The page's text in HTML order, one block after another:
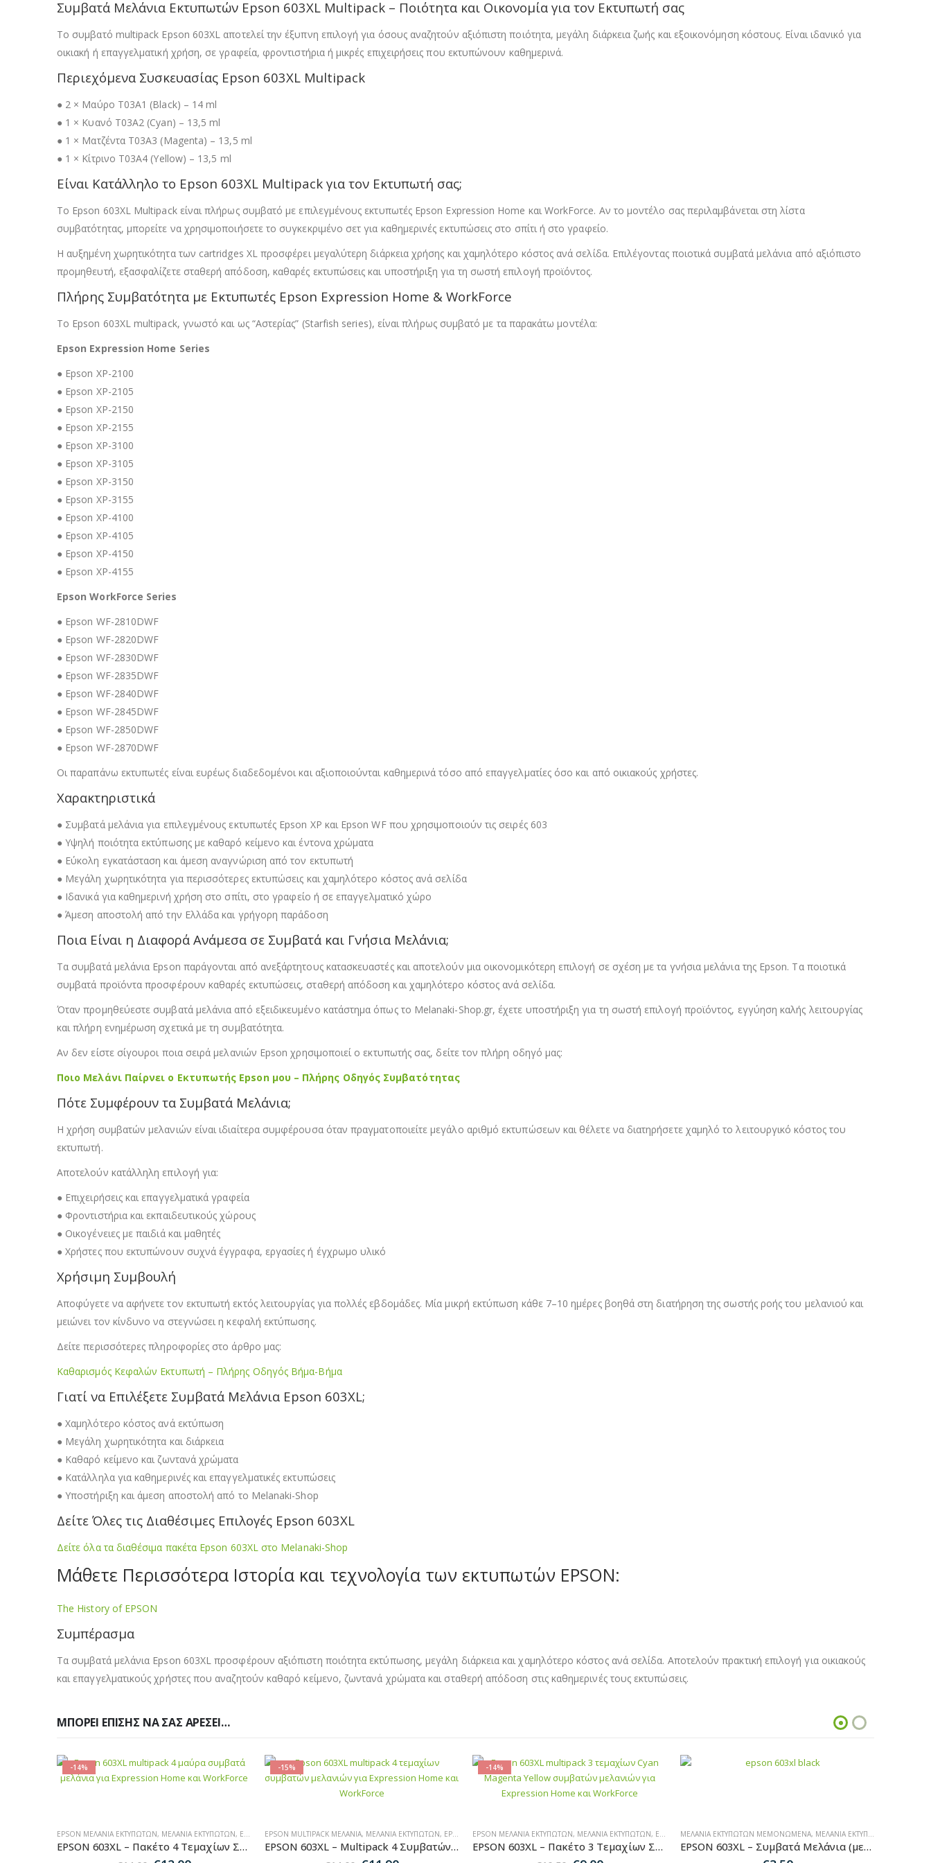
Συμβατά Μελάνια Εκτυπωτών Epson 603XL Multipack – Ποιότητα και Οικονομία για τον Εκτυπωτή σας
Το συμβατό multipack Epson 603XL αποτελεί την έξυπνη επιλογή για όσους αναζητούν αξιόπιστη ποιότητα, μεγάλη διάρκεια ζωής και εξοικονόμηση κόστους. Είναι ιδανικό για
οικιακή ή επαγγελματική χρήση, σε γραφεία, φροντιστήρια ή μικρές επιχειρήσεις που εκτυπώνουν καθημερινά.
Περιεχόμενα Συσκευασίας Epson 603XL Multipack
● 2 × Μαύρο T03A1 (Black) – 14 ml
● 1 × Κυανό T03A2 (Cyan) – 13,5 ml
● 1 × Ματζέντα T03A3 (Magenta) – 13,5 ml
● 1 × Κίτρινο T03A4 (Yellow) – 13,5 ml
Είναι Κατάλληλο το Epson 603XL Multipack για τον Εκτυπωτή σας;
Το Epson 603XL Multipack είναι πλήρως συμβατό με επιλεγμένους εκτυπωτές Epson Expression Home και WorkForce. Αν το μοντέλο σας περιλαμβάνεται στη λίστα
συμβατότητας, μπορείτε να χρησιμοποιήσετε το συγκεκριμένο σετ για καθημερινές εκτυπώσεις στο σπίτι ή στο γραφείο.
Η αυξημένη χωρητικότητα των cartridges XL προσφέρει μεγαλύτερη διάρκεια χρήσης και χαμηλότερο κόστος ανά σελίδα. Επιλέγοντας ποιοτικά συμβατά μελάνια από αξιόπιστο
προμηθευτή, εξασφαλίζετε σταθερή απόδοση, καθαρές εκτυπώσεις και υποστήριξη για τη σωστή επιλογή προϊόντος.
Πλήρης Συμβατότητα με Εκτυπωτές Epson Expression Home & WorkForce
Το Epson 603XL multipack, γνωστό και ως “Αστερίας” (Starfish series), είναι πλήρως συμβατό με τα παρακάτω μοντέλα:
Epson Expression Home Series
● Epson XP-2100
● Epson XP-2105
● Epson XP-2150
● Epson XP-2155
● Epson XP-3100
● Epson XP-3105
● Epson XP-3150
● Epson XP-3155
● Epson XP-4100
● Epson XP-4105
● Epson XP-4150
● Epson XP-4155
Epson WorkForce Series
● Epson WF-2810DWF
● Epson WF-2820DWF
● Epson WF-2830DWF
● Epson WF-2835DWF
● Epson WF-2840DWF
● Epson WF-2845DWF
● Epson WF-2850DWF
● Epson WF-2870DWF
Οι παραπάνω εκτυπωτές είναι ευρέως διαδεδομένοι και αξιοποιούνται καθημερινά τόσο από επαγγελματίες όσο και από οικιακούς χρήστες.
Χαρακτηριστικά
● Συμβατά μελάνια για επιλεγμένους εκτυπωτές Epson XP και Epson WF που χρησιμοποιούν τις σειρές 603
● Υψηλή ποιότητα εκτύπωσης με καθαρό κείμενο και έντονα χρώματα
● Εύκολη εγκατάσταση και άμεση αναγνώριση από τον εκτυπωτή
● Μεγάλη χωρητικότητα για περισσότερες εκτυπώσεις και χαμηλότερο κόστος ανά σελίδα
● Ιδανικά για καθημερινή χρήση στο σπίτι, στο γραφείο ή σε επαγγελματικό χώρο
● Άμεση αποστολή από την Ελλάδα και γρήγορη παράδοση
Ποια Είναι η Διαφορά Ανάμεσα σε Συμβατά και Γνήσια Μελάνια;
Τα συμβατά μελάνια Epson παράγονται από ανεξάρτητους κατασκευαστές και αποτελούν μια οικονομικότερη επιλογή σε σχέση με τα γνήσια μελάνια της Epson. Τα ποιοτικά
συμβατά προϊόντα προσφέρουν καθαρές εκτυπώσεις, σταθερή απόδοση και χαμηλότερο κόστος ανά σελίδα.
Όταν προμηθεύεστε συμβατά μελάνια από εξειδικευμένο κατάστημα όπως το Melanaki-Shop.gr, έχετε υποστήριξη για τη σωστή επιλογή προϊόντος, εγγύηση καλής λειτουργίας
και πλήρη ενημέρωση σχετικά με τη συμβατότητα.
Αν δεν είστε σίγουροι ποια σειρά μελανιών Epson χρησιμοποιεί ο εκτυπωτής σας, δείτε τον πλήρη οδηγό μας:
Ποιο Μελάνι Παίρνει ο Εκτυπωτής Epson μου – Πλήρης Οδηγός Συμβατότητας
Πότε Συμφέρουν τα Συμβατά Μελάνια;
Η χρήση συμβατών μελανιών είναι ιδιαίτερα συμφέρουσα όταν πραγματοποιείτε μεγάλο αριθμό εκτυπώσεων και θέλετε να διατηρήσετε χαμηλό το λειτουργικό κόστος του
εκτυπωτή.
Αποτελούν κατάλληλη επιλογή για:
● Επιχειρήσεις και επαγγελματικά γραφεία
● Φροντιστήρια και εκπαιδευτικούς χώρους
● Οικογένειες με παιδιά και μαθητές
● Χρήστες που εκτυπώνουν συχνά έγγραφα, εργασίες ή έγχρωμο υλικό
Χρήσιμη Συμβουλή
Αποφύγετε να αφήνετε τον εκτυπωτή εκτός λειτουργίας για πολλές εβδομάδες. Μία μικρή εκτύπωση κάθε 7–10 ημέρες βοηθά στη διατήρηση της σωστής ροής του μελανιού και
μειώνει τον κίνδυνο να στεγνώσει η κεφαλή εκτύπωσης.
Δείτε περισσότερες πληροφορίες στο άρθρο μας:
Καθαρισμός Κεφαλών Εκτυπωτή – Πλήρης Οδηγός Βήμα-Βήμα
Γιατί να Επιλέξετε Συμβατά Μελάνια Epson 603XL;
● Χαμηλότερο κόστος ανά εκτύπωση
● Μεγάλη χωρητικότητα και διάρκεια
● Καθαρό κείμενο και ζωντανά χρώματα
● Κατάλληλα για καθημερινές και επαγγελματικές εκτυπώσεις
● Υποστήριξη και άμεση αποστολή από το Melanaki-Shop
Δείτε Όλες τις Διαθέσιμες Επιλογές Epson 603XL
Δείτε όλα τα διαθέσιμα πακέτα Epson 603XL στο Melanaki-Shop
Μάθετε Περισσότερα Ιστορία και τεχνολογία των εκτυπωτών EPSON:
The History of EPSON
Συμπέρασμα
Τα συμβατά μελάνια Epson 603XL προσφέρουν αξιόπιστη ποιότητα εκτύπωσης, μεγάλη διάρκεια και χαμηλότερο κόστος ανά σελίδα. Αποτελούν πρακτική επιλογή για οικιακούς
και επαγγελματικούς χρήστες που αναζητούν καθαρό κείμενο, ζωντανά χρώματα και σταθερή απόδοση στις καθημερινές τους εκτυπώσεις.
ΜΠΟΡΕΊ ΕΠΊΣΗΣ ΝΑ ΣΑΣ ΑΡΈΣΕΙ…
,MULTIPACK ΜΕΛΆΝΙΑ
-14%
EPSON ΜΕΛΆΝΙΑ ΕΚΤΥΠΩΤΏΝ, ΜΕΛΆΝΙΑ ΕΚΤΥΠΩΤΏΝ, EPSON MULTIPACK ΜΕΛΆΝΙΑ ,MULTIPACK ΜΕΛΆΝΙΑ
EPSON 603XL – Πακέτο 4 Τεμαχίων Συμβατών (4 x black) Μελανιών για Εκτυπωτές Epson XP & WF
-15%
EPSON MULTIPACK ΜΕΛΆΝΙΑ, ΜΕΛΆΝΙΑ ΕΚΤΥΠΩΤΏΝ, EPSON ΜΕΛΆΝΙΑ ΕΚΤΥΠΩΤΏΝ ,MULTIPACK ΜΕΛΆΝΙΑ
EPSON 603XL – Multipack 4 Συμβατών Μελανιών για Εκτυπωτές Epson XP & WF
-14%
EPSON ΜΕΛΆΝΙΑ ΕΚΤΥΠΩΤΏΝ, ΜΕΛΆΝΙΑ ΕΚΤΥΠΩΤΏΝ, EPSON MULTIPACK ΜΕΛΆΝΙΑ , MULTIPACK ΜΕΛΆΝΙΑ
EPSON 603XL – Πακέτο 3 Τεμαχίων Συμβατών Μελανιών για Εκτυπωτές Epson XP & WF
ΜΕΛΆΝΙΑ ΕΚΤΥΠΩΤΏΝ ΜΕΜΟΝΩΜΈΝΑ, ΜΕΛΆΝΙΑ ΕΚΤΥΠΩΤΏΝ
EPSON 603XL – Συμβατά Μελάνια (μεμονωμένα) για Εκτυπωτές Epson XP & WF